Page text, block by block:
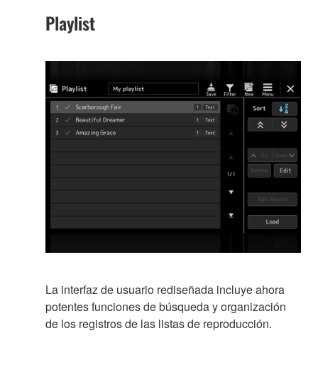
Playlist
La interfaz de usuario rediseñada incluye ahora
potentes funciones de búsqueda y organización
de los registros de las listas de reproducción.